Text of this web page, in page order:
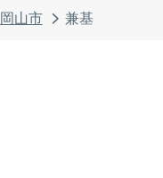
岡山市 兼基